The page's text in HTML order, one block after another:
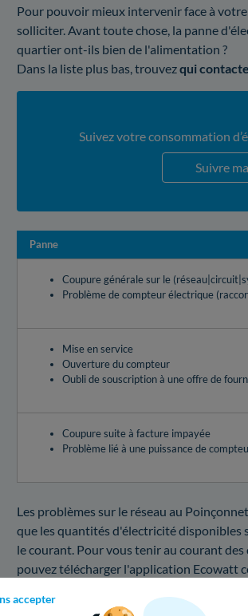
accepter
Pour pouvoir mieux intervenir face à
solliciter. Avant toute chose, la panne
quartier ont-ils bien de l'alimentation ?
Dans la liste plus bas, trouvezqui
Suivez votre consommation
Suivre
Panne
Coupure générale sur le
Problème de compteur électrique
Mise en service
Ouverture du compteur
Oubli de souscription à une offre de
Coupure suite à facture impayée
Problème lié à une puissance de
Les problèmes sur le réseau au
que les quantités d'électricité disponibles
le courant. Pour vous tenir au courant
pouvez télécharger l'application Ecowatt
risque élevé ou marquées par un risque
pour échapper à une interruption